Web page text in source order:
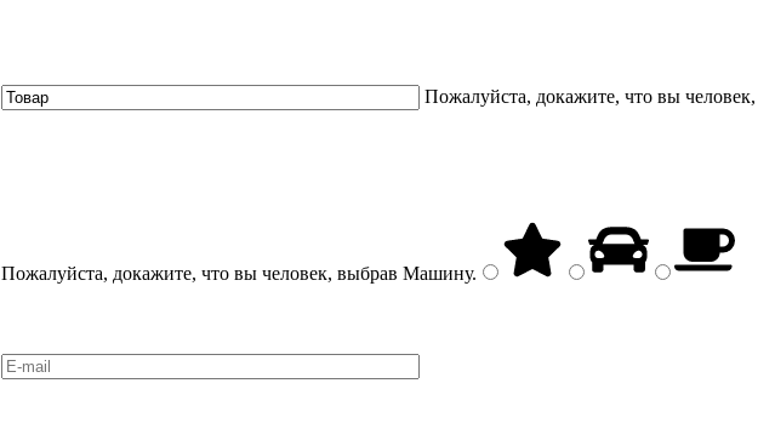
Пожалуйста, докажите, что вы человек,
Пожалуйста, докажите, что вы человек, выбрав Машину.